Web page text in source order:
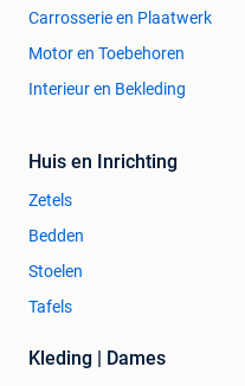
Carrosserie en Plaatwerk
Motor en Toebehoren
Interieur en Bekleding
Huis en Inrichting
Zetels
Bedden
Stoelen
Tafels
Kleding | Dames